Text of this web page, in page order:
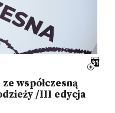
współczesną
/III edycja